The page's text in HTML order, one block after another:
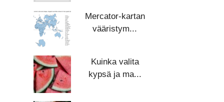
Mercator-kartan
vääristym...
Kuinka valita
kypsä ja ma...